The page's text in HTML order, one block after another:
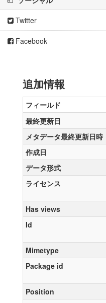
Twitter
Facebook
追加情報
フィールド
最終更新日
メタデータ最終更新日時
作成日
データ形式
ライセンス
Has views
Id
Mimetype
Package id
Position